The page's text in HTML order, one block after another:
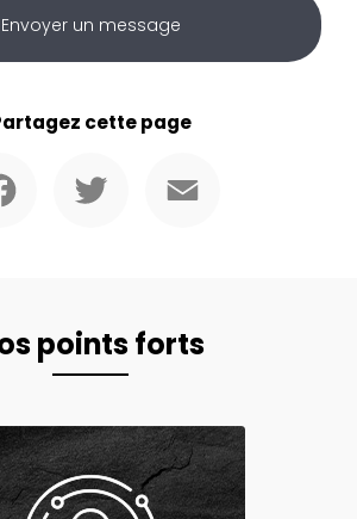
Envoyer un message
cette page
points forts